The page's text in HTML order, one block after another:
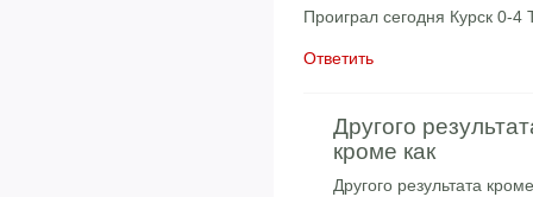
Проиграл сегодня Курск 0-
Ответить
Другого
кроме как
Другого результата